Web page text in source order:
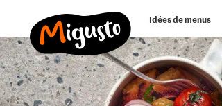
Idées de menus